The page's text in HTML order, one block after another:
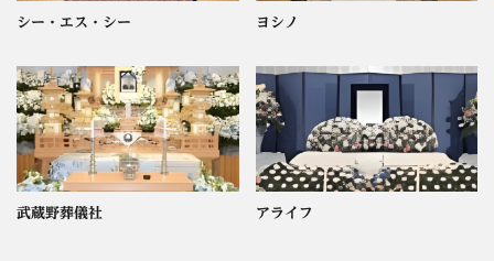
シー・エス・シー ヨシノ
武蔵野葬儀社 アライフ